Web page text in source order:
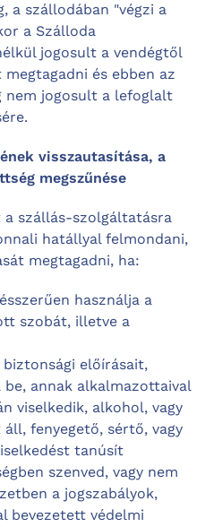
a szállodában "végzi a
a Szálloda
jogosult a vendégtől
és ebben az
nem jogosult a lefoglalt
visszautasítása, a
megszűnése
a szállás-szolgáltatásra
hatállyal felmondani,
megtagadni, ha:
használja a
szobát, illetve a
biztonsági előírásait,
annak alkalmazottaival
viselkedik, alkohol, vagy
fenyegető, sértő, vagy
tanúsít
szenved, vagy nem
a jogszabályok,
bevezetett védelmi